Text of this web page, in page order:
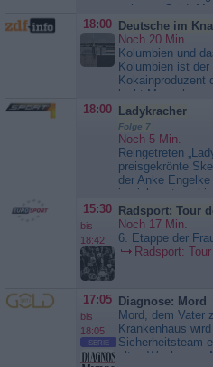
geht um Geld,
KI erschafft
Täuschungen: Die
zwischen real und
verschwimmt
Gemeinsam mit
Neudecker geht
Lesch der Frage
Technologie...
18:00
Deutsche im
Noch 20 Min.
Kolumbien und
Kolumbien ist der
Kokainproduzent
lockt Menschen
schnellen Geld
Träume füllen
Gefängnisse mit
Drogenhandel ist
Ausländer in
werden. Josef
Deutsche im
18:00 Ladykracher
Folge 7
Noch 5 Min.
Reingetreten
preisgekrönte
der Anke
in viele
schlüpft. Mit
scharfer
viel
Sendung
gesellschaftliche
15:30
bis
18:42
Radsport: Tour
Noch 17 Min.
6. Etappe der
Radsport:
17:05
bis
18:05
SERIE
Diagnose: Mord
Mord, dem Vater
Krankenhaus
Sicherheitsteam
alten Wachmann